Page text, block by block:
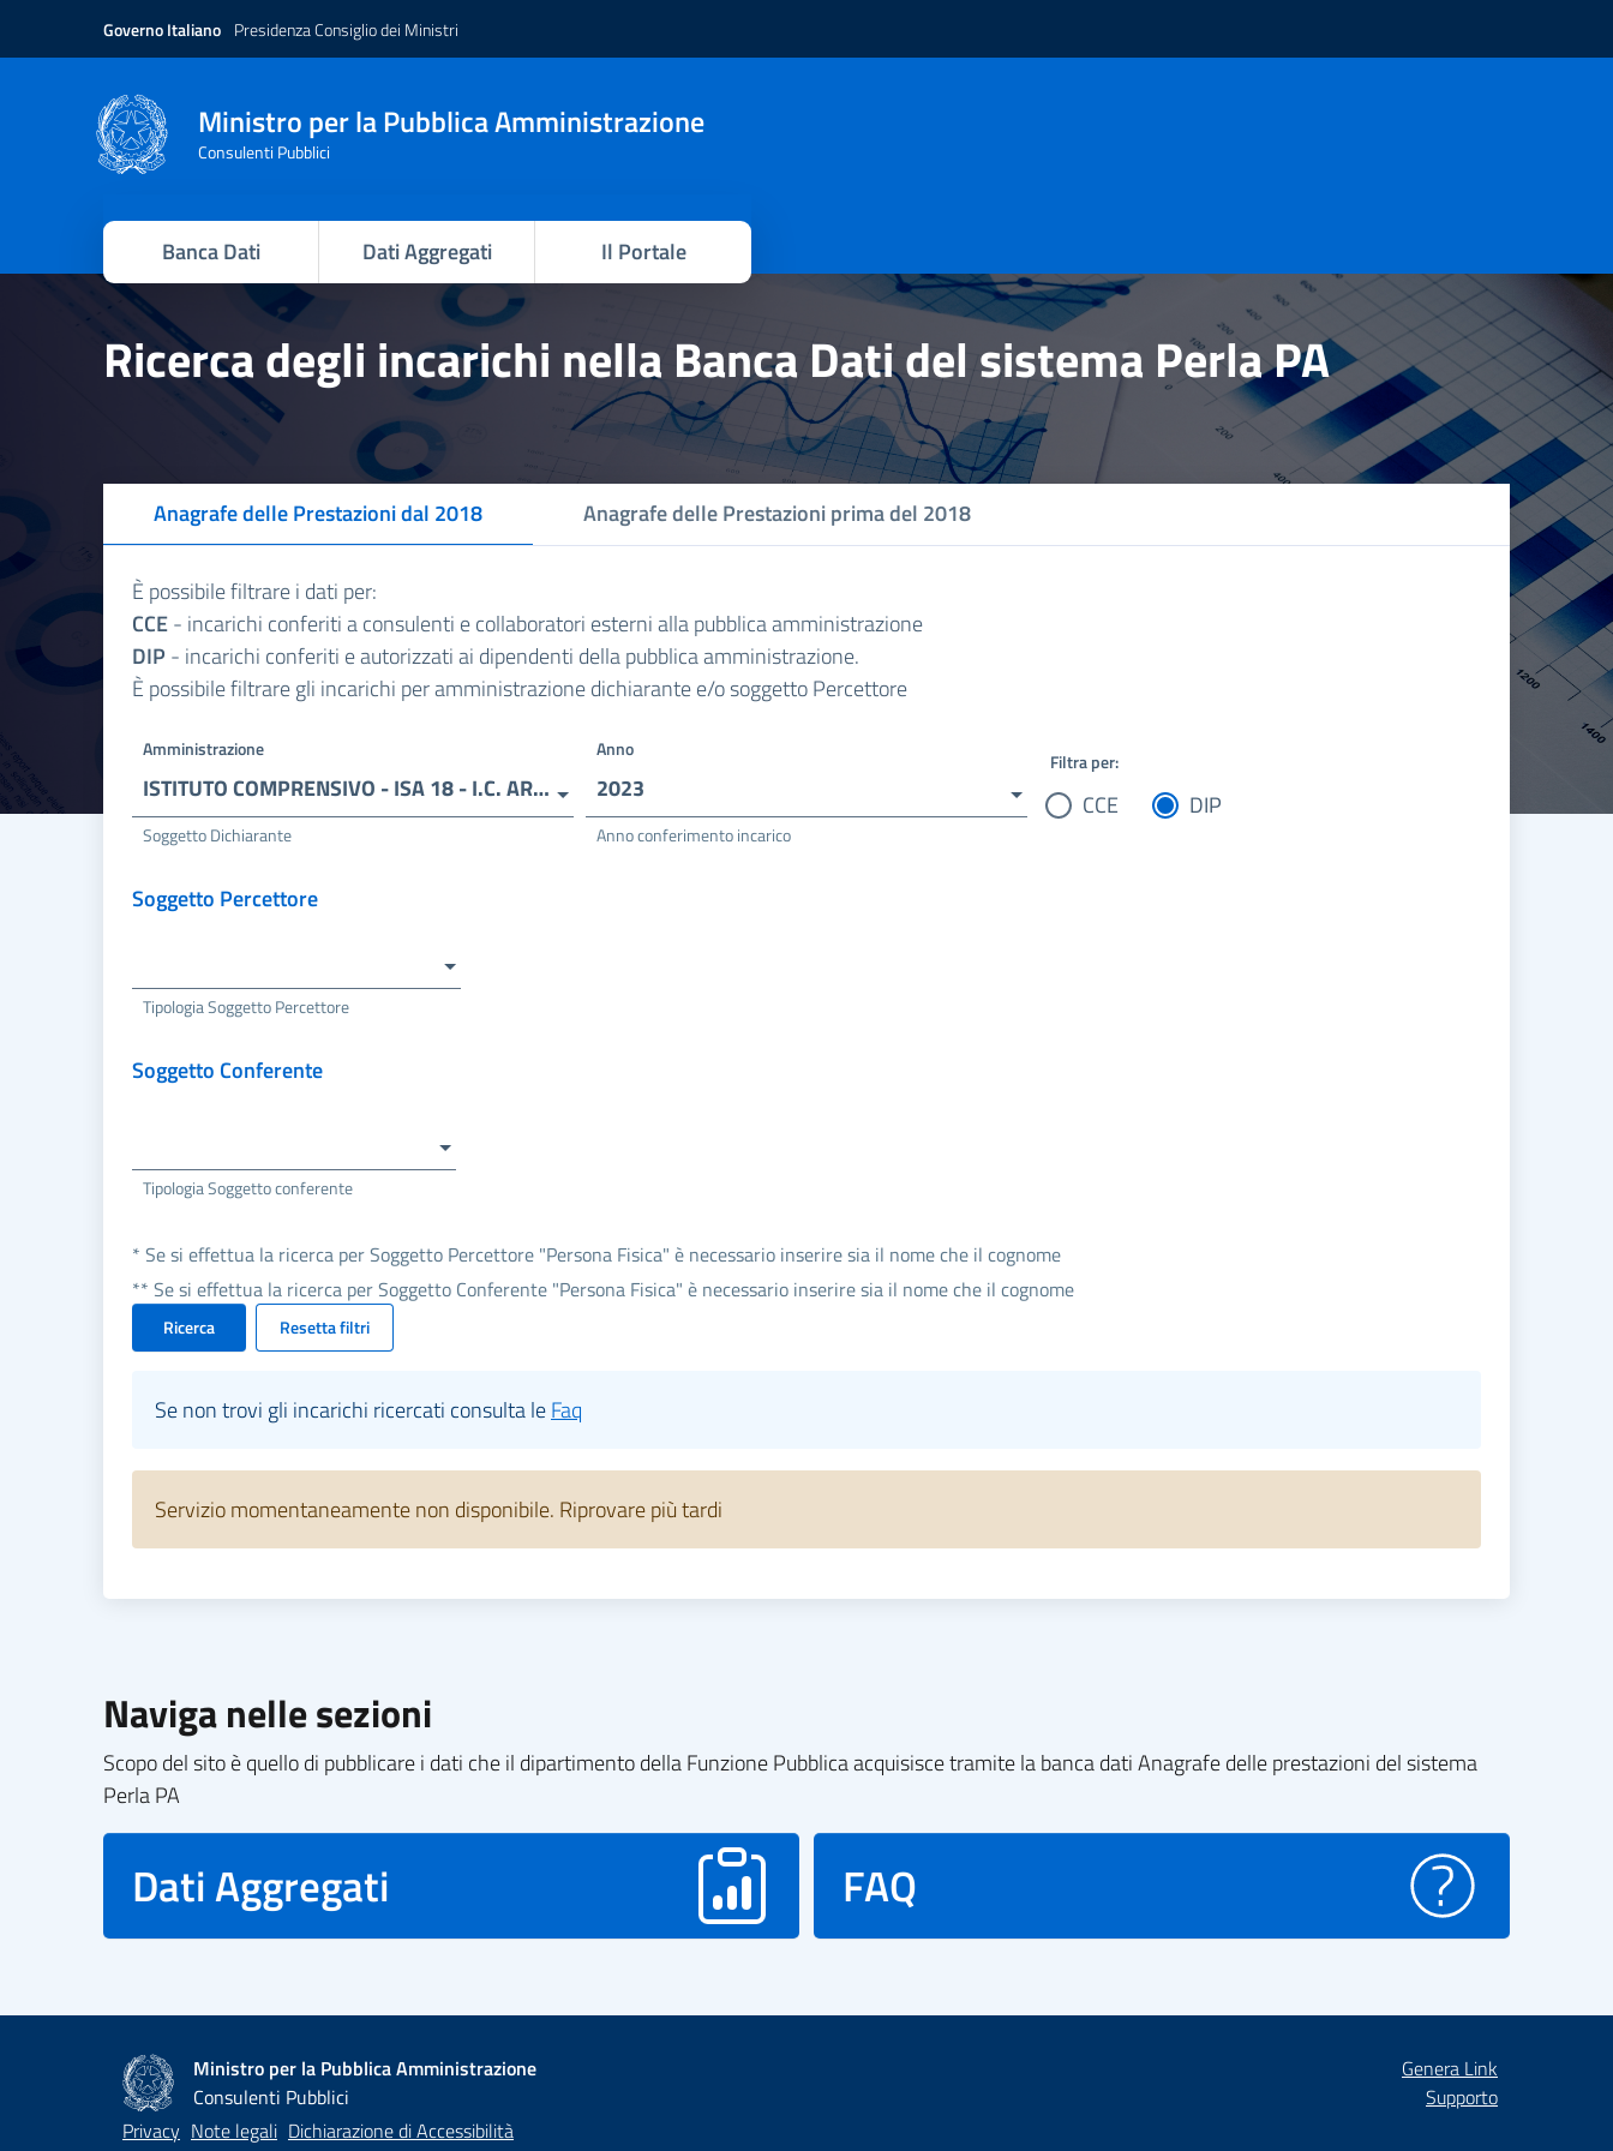
Governo Italiano Presidenza Consiglio dei Ministri
Ministro per la Pubblica Amministrazione
Consulenti Pubblici
Banca Dati Dati Aggregati Il Portale
Ricerca degli incarichi nella Banca Dati del sistema Perla PA
Anagrafe delle Prestazioni dal 2018 Anagrafe delle Prestazioni prima del 2018
È possibile filtrare i dati per:
CCE- incarichi conferiti a consulenti e collaboratori esterni alla pubblica amministrazione
DIP - incarichi conferiti e autorizzati ai dipendenti della pubblica amministrazione.
È possibile filtrare gli incarichi per amministrazione dichiarante e/o soggetto Percettore
Amministrazione
ISTITUTO COMPRENSIVO - ISA 18 - I.C. ARCOLA/AMEGLIA
Soggetto Dichiarante
Anno
2023
Anno conferimento incarico
Filtra per:
CCE DIP
Soggetto Percettore
Tipologia Soggetto Percettore
Soggetto Conferente
Tipologia Soggetto conferente
* Se si effettua la ricerca per Soggetto Percettore "Persona Fisica" è necessario inserire sia il nome che il cognome
** Se si effettua la ricerca per Soggetto Conferente "Persona Fisica" è necessario inserire sia il nome che il cognome
Ricerca Resetta filtri
Se non trovi gli incarichi ricercati consulta leFaq
Servizio momentaneamente non disponibile. Riprovare più tardi
Naviga nelle sezioni
Scopo del sito è quello di pubblicare i dati che il dipartimento della Funzione Pubblica acquisisce tramite la banca dati Anagrafe delle prestazioni del sistema
Perla PA
Dati Aggregati FAQ
Ministro per la Pubblica Amministrazione
Consulenti Pubblici
Privacy Note legali Dichiarazione di Accessibilità
Genera Link
Supporto